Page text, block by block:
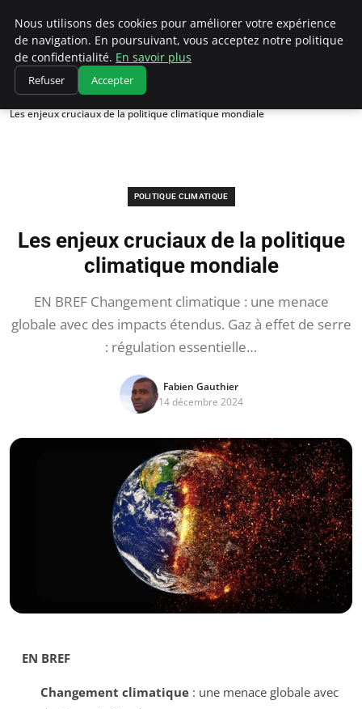
Climatedebtagents
Accueil
Politique climatique
Les enjeux cruciaux de la politique climatique mondiale
POLITIQUE CLIMATIQUE
Les enjeux cruciaux de la politique
climatique mondiale
EN BREF Changement climatique : une menace
globale avec des impacts étendus. Gaz à effet de serre
: régulation essentielle…
Fabien Gauthier
14 décembre 2024
EN BREF
Changement climatique: une menace globale avec
Nous utilisons des cookies pour améliorer votre expérience
de navigation. En poursuivant, vous acceptez notre politique
de confidentialité. En savoir plus
Refuser Accepter